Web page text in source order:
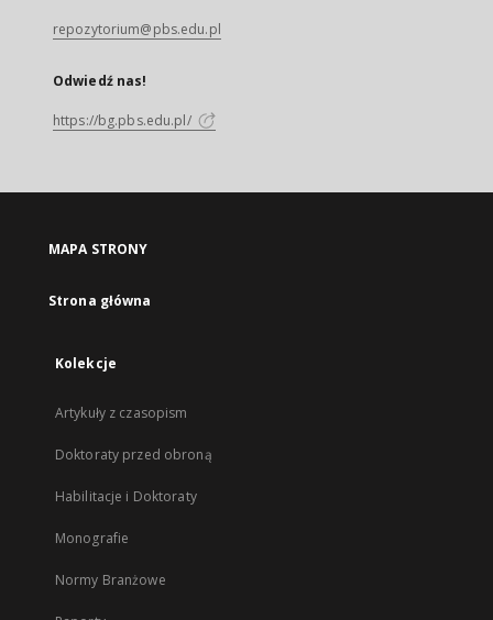
repozytorium@pbs.edu.pl
Odwiedź nas!
https://bg.pbs.edu.pl/
MAPA STRONY
Strona główna
Kolekcje
Artykuły z czasopism
Doktoraty przed obroną
Habilitacje i Doktoraty
Monografie
Normy Branżowe